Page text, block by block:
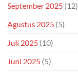
September 2025 (12)
Agustus 2025 (5)
Juli 2025 (10)
Juni 2025 (5)